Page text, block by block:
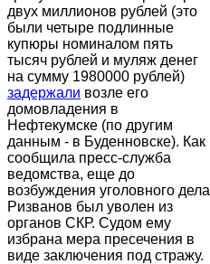
двух миллионов рублей (это
были четыре подлинные
купюры номиналом пять
тысяч рублей и муляж денег
на сумму 1980000 рублей)
задержали возле его
домовладения в
Нефтекумске (по другим
данным - в Буденновске). Как
сообщила пресс-служба
ведомства, еще до
возбуждения уголовного дела
Ризванов был уволен из
органов СКР. Судом ему
избрана мера пресечения в
виде заключения под стражу.